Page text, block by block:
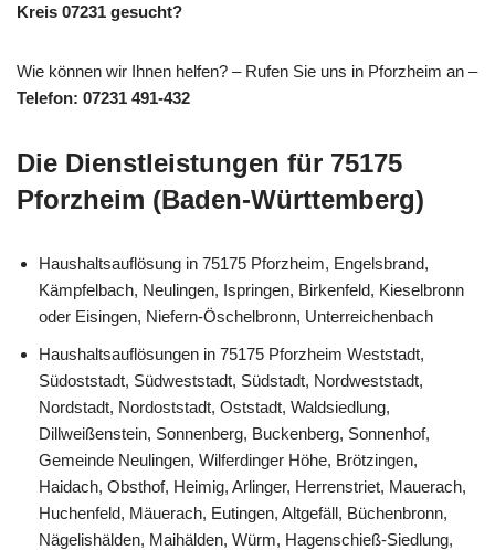
Kreis 07231 gesucht?
Wie können wir Ihnen helfen? – Rufen Sie uns in Pforzheim an –
Telefon: 07231 491-432
Die Dienstleistungen für 75175
Pforzheim (Baden-Württemberg)
Haushaltsauflösung in 75175 Pforzheim, Engelsbrand,
Kämpfelbach, Neulingen, Ispringen, Birkenfeld, Kieselbronn
oder Eisingen, Niefern-Öschelbronn, Unterreichenbach
Haushaltsauflösungen in 75175 Pforzheim Weststadt,
Südoststadt, Südweststadt, Südstadt, Nordweststadt,
Nordstadt, Nordoststadt, Oststadt, Waldsiedlung,
Dillweißenstein, Sonnenberg, Buckenberg, Sonnenhof,
Gemeinde Neulingen, Wilferdinger Höhe, Brötzingen,
Haidach, Obsthof, Heimig, Arlinger, Herrenstriet, Mauerach,
Huchenfeld, Mäuerach, Eutingen, Altgefäll, Büchenbronn,
Nägelishälden, Maihälden, Würm, Hagenschieß-Siedlung,